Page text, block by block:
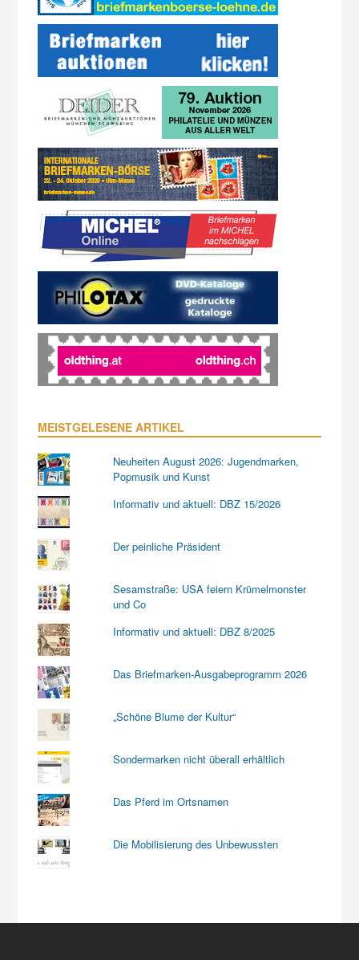
MEISTGELESENE ARTIKEL
Neuheiten August 2026: Jugendmarken,
Popmusik und Kunst
Informativ und aktuell: DBZ 15/2026
Der peinliche Präsident
Sesamstraße: USA feiern Krümelmonster
und Co
Informativ und aktuell: DBZ 8/2025
Das Briefmarken-Ausgabeprogramm 2026
„Schöne Blume der Kultur“
Sondermarken nicht überall erhältlich
Das Pferd im Ortsnamen
Die Mobilisierung des Unbewussten